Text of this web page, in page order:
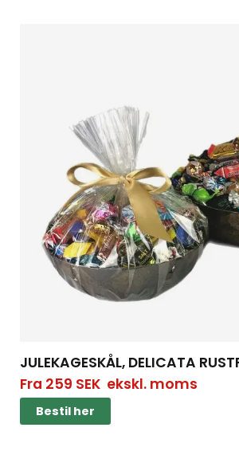
JULEKAGESKÅL, DELICATA
Fra 259 SEKekskl. moms
Bestil her